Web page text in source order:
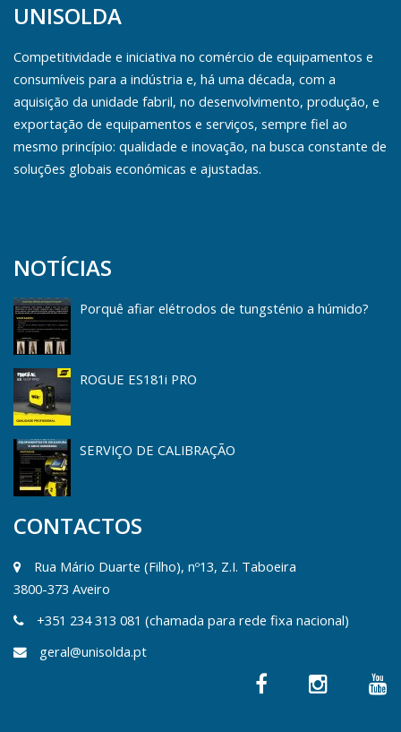
UNISOLDA
Competitividade e iniciativa no comércio de equipamentos e
consumíveis para a indústria e, há uma década, com a
aquisição da unidade fabril, no desenvolvimento, produção, e
exportação de equipamentos e serviços, sempre fiel ao
mesmo princípio: qualidade e inovação, na busca constante de
soluções globais económicas e ajustadas.
NOTÍCIAS
Porquê afiar elétrodos de tungsténio a húmido?
ROGUE ES181i PRO
SERVIÇO DE CALIBRAÇÃO
CONTACTOS
Rua Mário Duarte (Filho), nº13, Z.I. Taboeira
3800-373 Aveiro
+351 234 313 081 (chamada para rede fixa nacional)
geral@unisolda.pt